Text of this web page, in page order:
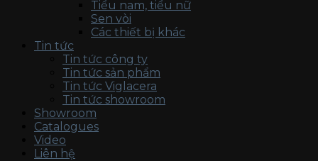
Tiểu nam, tiểu nữ
Sen vòi
Các thiết bị khác
Tin tức
Tin tức công ty
Tin tức sản phẩm
Tin tức Viglacera
Tin tức showroom
Showroom
Catalogues
Video
Liên hệ